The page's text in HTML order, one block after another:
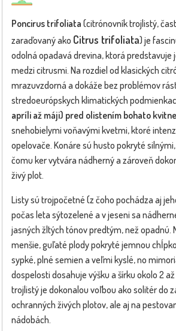
Poncirus trifoliata (citrónovník trojlistý,
zaraďovaný ako Citrus trifoliata) je
odolná opadavá drevina, ktorá predstavuje
medzi citrusmi. Na rozdiel od klasických
mrazuvzdorná a dokáže bez problémov
stredoeurópskych klimatických
apríli až máji) pred olistením bohato kvitne
snehobielymi voňavými kvetmi, ktoré
opelovače. Konáre sú husto pokryté
čomu ker vytvára nádherný a zároveň
živý plot.
Listy sú trojpočetné (z čoho pochádza aj
počas leta sýtozelené a v jeseni sa
jasných žltých tónov predtým, než opadnú.
menšie, guľaté plody pokryté jemnou
sypké, plné semien a veľmi kyslé, no
dospelosti dosahuje výšku a šírku okolo 2
trojlistý je dokonalou voľbou ako solitér do
ochranných živých plotov, ale aj na
nádobách.